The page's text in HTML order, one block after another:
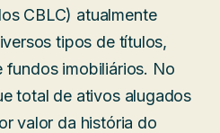
CBLC) atualmente
tipos de títulos,
fundos imobiliários. No
total de ativos alugados
valor da história do